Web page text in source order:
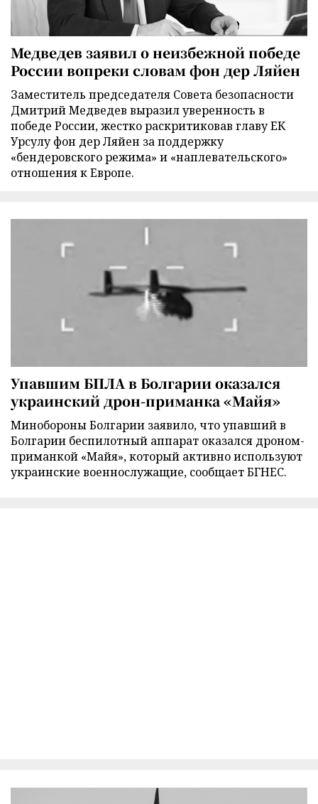
Медведев заявил о неизбежной победе
России вопреки словам фон дер Ляйен
Заместитель председателя Совета безопасности
Дмитрий Медведев выразил уверенность в
победе России, жестко раскритиковав главу ЕК
Урсулу фон дер Ляйен за поддержку
«бендеровского режима» и «наплевательского»
отношения к Европе.
Упавшим БПЛА в Болгарии оказался
украинский дрон-приманка «Майя»
Минобороны Болгарии заявило, что упавший в
Болгарии беспилотный аппарат оказался дроном-
приманкой «Майя», который активно используют
украинские военнослужащие, сообщает БГНЕС.